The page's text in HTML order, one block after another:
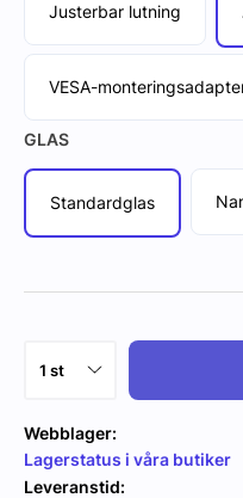
Justerbar lutning
VESA-
GLAS
Standardglas
Webblager:
Lagerstatus i våra butiker
Leveranstid: